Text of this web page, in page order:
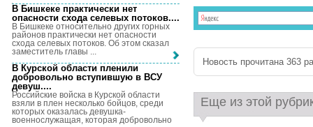
Новость прочитана 363
Еще из этой
В Бишкеке практически нет
опасности схода селевых потоков....
В Бишкеке относительно других горных
районов практически нет опасности
схода селевых потоков. Об этом сказал
заместитель главы ...
В Курской области пленили
добровольно вступившую в ВСУ
девуш....
Российские войска в Курской области
взяли в плен несколько бойцов, среди
которых оказалась девушка-
военнослужащая, которая добровольно